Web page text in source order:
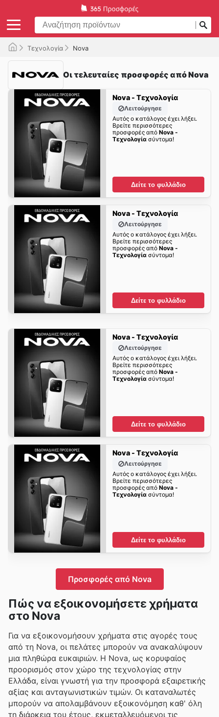
Τεχνολογία Nova
Οι τελευταίες προσφορές από Nova
Nova - Τεχνολογία
Λειτούργησε
Αυτός ο κατάλογος έχει λήξει.
Βρείτε περισσότερες
προσφορές από Nova -
Τεχνολογίασύντομα!
Δείτε το φυλλάδιο
Nova - Τεχνολογία
Λειτούργησε
Αυτός ο κατάλογος έχει λήξει.
Βρείτε περισσότερες
προσφορές από Nova -
Τεχνολογίασύντομα!
Δείτε το φυλλάδιο
Nova - Τεχνολογία
Λειτούργησε
Αυτός ο κατάλογος έχει λήξει.
Βρείτε περισσότερες
προσφορές από Nova -
Τεχνολογίασύντομα!
Δείτε το φυλλάδιο
Nova - Τεχνολογία
Λειτούργησε
Αυτός ο κατάλογος έχει λήξει.
Βρείτε περισσότερες
προσφορές από Nova -
Τεχνολογίασύντομα!
Δείτε το φυλλάδιο
Προσφορές από Nova
Πώς να εξοικονομήσετε χρήματα
στο Nova
Για να εξοικονομήσουν χρήματα στις αγορές τους
από τη Nova, οι πελάτες μπορούν να ανακαλύψουν
μια πληθώρα ευκαιριών. Η Nova, ως κορυφαίος
προορισμός στον χώρο της τεχνολογίας στην
Ελλάδα, είναι γνωστή για την προσφορά εξαιρετικής
αξίας και ανταγωνιστικών τιμών. Οι καταναλωτές
μπορούν να απολαμβάνουν εξοικονόμηση καθ' όλη
τη διάρκεια του έτους, εκμεταλλευόμενοι τις